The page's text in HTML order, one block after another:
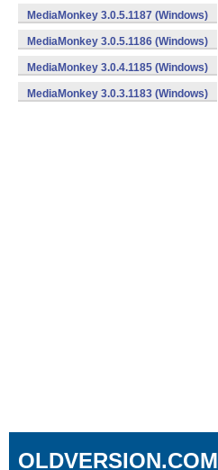
MediaMonkey 3.0.5.1187 (Windows)
MediaMonkey 3.0.5.1186 (Windows)
MediaMonkey 3.0.4.1185 (Windows)
MediaMonkey 3.0.3.1183 (Windows)
OLDVERSION.COM